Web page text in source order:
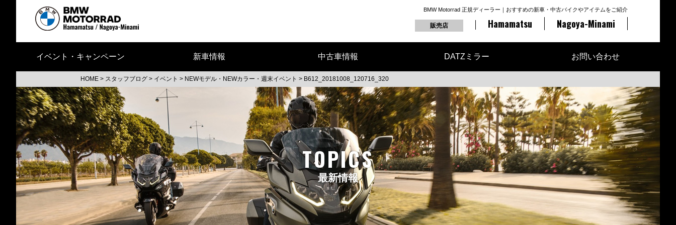
BMW Motorrad 正規ディーラー｜おすすめの新車・中古バイクやアイテムをご紹介
販売店 Hamamatsu Nagoya-Minami
イベント・キャンペーン 新車情報 中古車情報 DATZミラー お問い合わせ
HOME > スタッフブログ > イベント > NEWモデル・NEWカラー・週末イベント > B612_20181008_120716_320
TOPICS
最新情報